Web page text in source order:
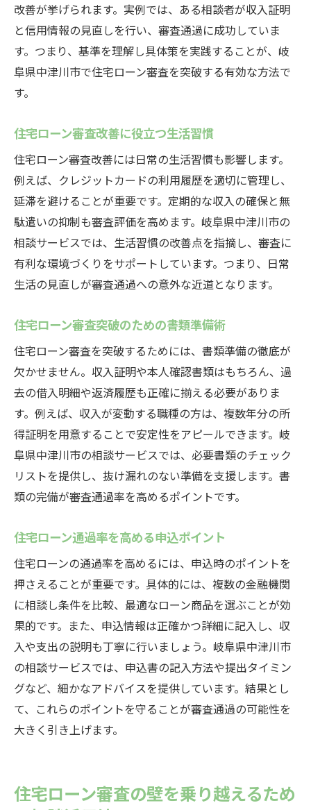
改善が挙げられます。実例では、ある相談者が収入証明
と信用情報の見直しを行い、審査通過に成功していま
す。つまり、基準を理解し具体策を実践することが、岐
阜県中津川市で住宅ローン審査を突破する有効な方法で
す。
住宅ローン審査改善に役立つ生活習慣
住宅ローン審査改善には日常の生活習慣も影響します。
例えば、クレジットカードの利用履歴を適切に管理し、
延滞を避けることが重要です。定期的な収入の確保と無
駄遣いの抑制も審査評価を高めます。岐阜県中津川市の
相談サービスでは、生活習慣の改善点を指摘し、審査に
有利な環境づくりをサポートしています。つまり、日常
生活の見直しが審査通過への意外な近道となります。
住宅ローン審査突破のための書類準備術
住宅ローン審査を突破するためには、書類準備の徹底が
欠かせません。収入証明や本人確認書類はもちろん、過
去の借入明細や返済履歴も正確に揃える必要がありま
す。例えば、収入が変動する職種の方は、複数年分の所
得証明を用意することで安定性をアピールできます。岐
阜県中津川市の相談サービスでは、必要書類のチェック
リストを提供し、抜け漏れのない準備を支援します。書
類の完備が審査通過率を高めるポイントです。
住宅ローン通過率を高める申込ポイント
住宅ローンの通過率を高めるには、申込時のポイントを
押さえることが重要です。具体的には、複数の金融機関
に相談し条件を比較、最適なローン商品を選ぶことが効
果的です。また、申込情報は正確かつ詳細に記入し、収
入や支出の説明も丁寧に行いましょう。岐阜県中津川市
の相談サービスでは、申込書の記入方法や提出タイミン
グなど、細かなアドバイスを提供しています。結果とし
て、これらのポイントを守ることが審査通過の可能性を
大きく引き上げます。
住宅ローン審査の壁を乗り越えるため